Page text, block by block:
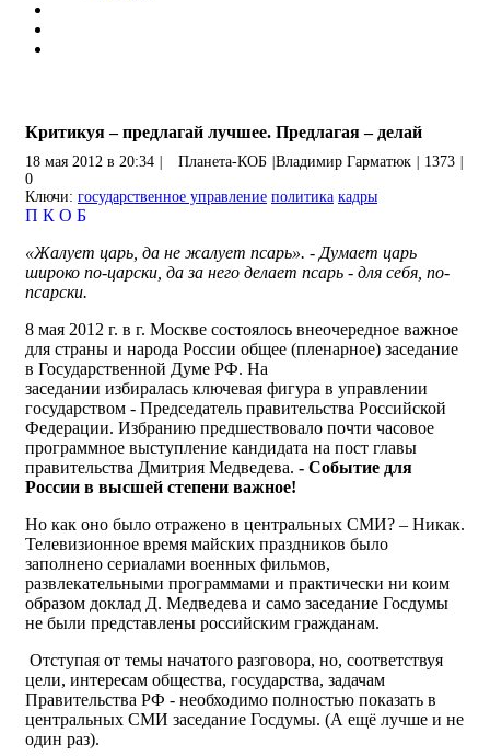
Критикуя – предлагай лучшее. Предлагая – делай
18 мая 2012 в 20:34 Планета-КОБ Владимир Гарматюк 1373
0
Ключи: государственное управление политика кадры
П К О Б
«Жалует царь, да не жалует псарь». - Думает царь
широко по-царски, да за него делает псарь - для себя, по-
псарски.
8 мая 2012 г. в г. Москве состоялось внеочередное важное
для страны и народа России общее (пленарное) заседание
в Государственной Думе РФ. На
заседании избиралась ключевая фигура в управлении
государством - Председатель правительства Российской
Федерации. Избранию предшествовало почти часовое
программное выступление кандидата на пост главы
правительства Дмитрия Медведева. - Событие для
России в высшей степени важное!
Но как оно было отражено в центральных СМИ? – Никак.
Телевизионное время майских праздников было
заполнено сериалами военных фильмов,
развлекательными программами и практически ни коим
образом доклад Д. Медведева и само заседание Госдумы
не были представлены российским гражданам.
Отступая от темы начатого разговора, но, соответствуя
цели, интересам общества, государства, задачам
Правительства РФ - необходимо полностью показать в
центральных СМИ заседание Госдумы. (А ещё лучше и не
один раз).